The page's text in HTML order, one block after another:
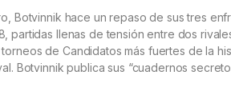
Botvinnik hace un repaso de sus tres
partidas llenas de tensión entre dos
de Candidatos más fuertes de la
Botvinnik publica sus “cuadernos